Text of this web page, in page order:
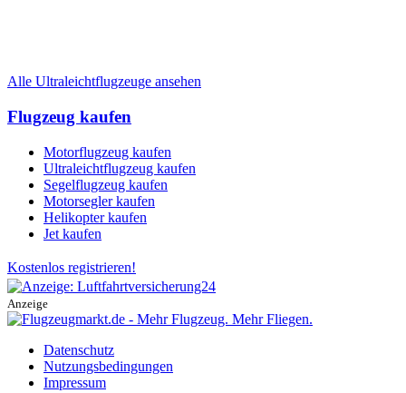
Alle Ultraleichtflugzeuge ansehen
Flugzeug kaufen
Motorflugzeug kaufen
Ultraleichtflugzeug kaufen
Segelflugzeug kaufen
Motorsegler kaufen
Helikopter kaufen
Jet kaufen
Kostenlos registrieren!
Anzeige
Datenschutz
Nutzungsbedingungen
Impressum